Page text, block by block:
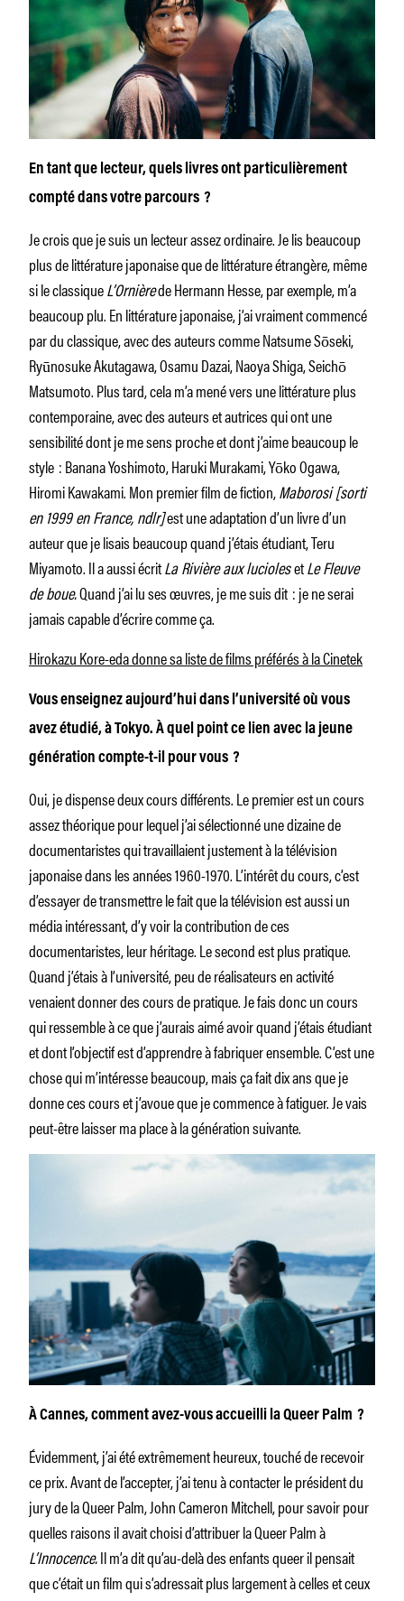
En tant que lecteur, quels livres ont particulièrement
compté dans votre parcours ?
Je crois que je suis un lecteur assez ordinaire. Je lis beaucoup
plus de littérature japonaise que de littérature étrangère, même
si le classiqueL’Ornièrede Hermann Hesse, par exemple, m’a
beaucoup plu. En littérature japonaise, j’ai vraiment commencé
par du classique, avec des auteurs comme Natsume Sōseki,
Ryūnosuke Akutagawa, Osamu Dazai, Naoya Shiga, Seichō
Matsumoto. Plus tard, cela m’a mené vers une littérature plus
contemporaine, avec des auteurs et autrices qui ont une
sensibilité dont je me sens proche et dont j’aime beaucoup le
style : Banana Yoshimoto, Haruki Murakami, Yōko Ogawa,
Hiromi Kawakami. Mon premier film de fiction,Maborosi [sorti
en 1999 en France, ndlr]est une adaptation d’un livre d’un
auteur que je lisais beaucoup quand j’étais étudiant, Teru
Miyamoto. Il a aussi écritLa Rivière aux luciolesetLe Fleuve
de boue.Quand j’ai lu ses œuvres, je me suis dit : je ne serai
jamais capable d’écrire comme ça.
Hirokazu Kore-eda donne sa liste de films préférés à la Cinetek
Vous enseignez aujourd’hui dans l’université où vous
avez étudié, à Tokyo. À quel point ce lien avec la jeune
génération compte-t-il pour vous ?
Oui, je dispense deux cours différents. Le premier est un cours
assez théorique pour lequel j’ai sélectionné une dizaine de
documentaristes qui travaillaient justement à la télévision
japonaise dans les années 1960-1970. L’intérêt du cours, c’est
d’essayer de transmettre le fait que la télévision est aussi un
média intéressant, d’y voir la contribution de ces
documentaristes, leur héritage. Le second est plus pratique.
Quand j’étais à l’université, peu de réalisateurs en activité
venaient donner des cours de pratique. Je fais donc un cours
qui ressemble à ce que j’aurais aimé avoir quand j’étais étudiant
et dont l’objectif est d’apprendre à fabriquer ensemble. C’est une
chose qui m’intéresse beaucoup, mais ça fait dix ans que je
donne ces cours et j’avoue que je commence à fatiguer. Je vais
peut-être laisser ma place à la génération suivante.
À Cannes, comment avez-vous accueilli la Queer Palm ?
Évidemment, j’ai été extrêmement heureux, touché de recevoir
ce prix. Avant de l’accepter, j’ai tenu à contacter le président du
jury de la Queer Palm, John Cameron Mitchell, pour savoir pour
quelles raisons il avait choisi d’attribuer la Queer Palm à
L’Innocence.Il m’a dit qu’au-delà des enfants queer il pensait
que c’était un film qui s’adressait plus largement à celles et ceux